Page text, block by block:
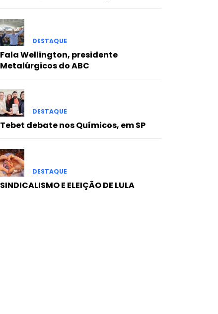
DESTAQUE
Fala Wellington, presidente
Metalúrgicos do ABC
DESTAQUE
Tebet debate nos Químicos, em SP
DESTAQUE
SINDICALISMO E ELEIÇÃO DE LULA